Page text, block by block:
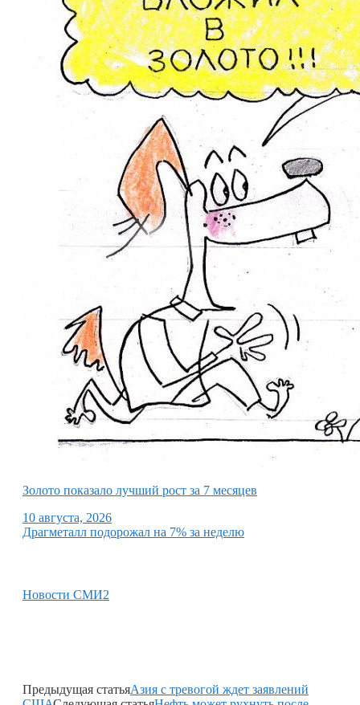
Золото показало лучший рост за 7 месяцев
10 августа, 2026
Драгметалл подорожал на 7% за неделю
Новости СМИ2
Предыдущая статьяАзия с тревогой ждет заявлений